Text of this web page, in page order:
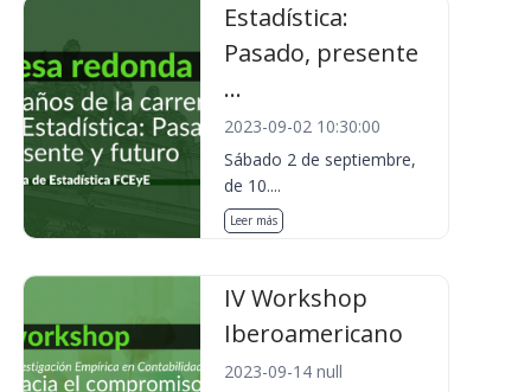
Estadística:
Pasado, presente
...
2023-09-02 10:30:00
Sábado 2 de septiembre,
de 10....
Leer más
IV Workshop
Iberoamericano
2023-09-14 null